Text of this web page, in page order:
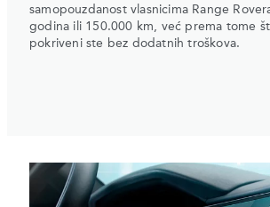
samopouzdanost vlasnicima Range
godina ili 150.000 km, već prema tome
pokriveni ste bez dodatnih troškova.